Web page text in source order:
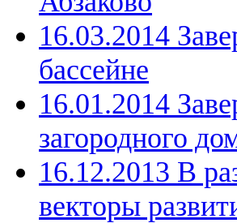
16.03.2014
бассейне
16.01.2014
загородного
16.12.2013 В
векторы